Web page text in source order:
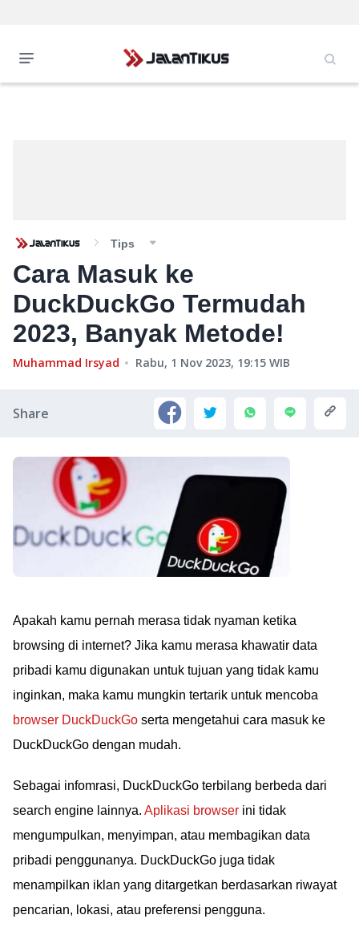
Tips
Cara Masuk ke
DuckDuckGo Termudah
2023, Banyak Metode!
Muhammad Irsyad Rabu, 1 Nov 2023, 19:15 WIB
Share
Apakah kamu pernah merasa tidak nyaman ketika
browsing di internet? Jika kamu merasa khawatir data
pribadi kamu digunakan untuk tujuan yang tidak kamu
inginkan, maka kamu mungkin tertarik untuk mencoba
browser DuckDuckGo serta mengetahui cara masuk ke
DuckDuckGo dengan mudah.
Sebagai infomrasi, DuckDuckGo terbilang berbeda dari
search engine lainnya. Aplikasi browser ini tidak
mengumpulkan, menyimpan, atau membagikan data
pribadi penggunanya. DuckDuckGo juga tidak
menampilkan iklan yang ditargetkan berdasarkan riwayat
pencarian, lokasi, atau preferensi pengguna.